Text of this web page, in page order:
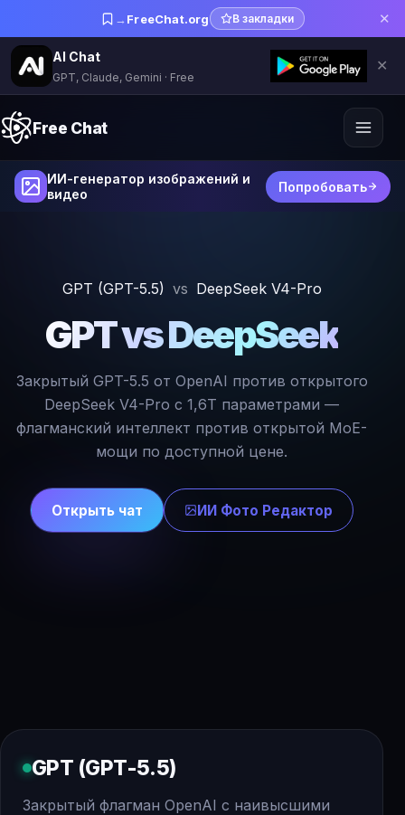
→ FreeChat.org В закладки ✕
AI Chat
GPT, Claude, Gemini · Free
✕
Free Chat
ИИ-генератор изображений и
видео
Попробовать
GPT (GPT-5.5) vs DeepSeek V4-Pro
GPT vs DeepSeek
Закрытый GPT-5.5 от OpenAI против открытого
DeepSeek V4-Pro с 1,6T параметрами —
флагманский интеллект против открытой MoE-
мощи по доступной цене.
Открыть чат ИИ Фото Редактор
GPT (GPT-5.5)
Закрытый флагман OpenAI с наивысшими